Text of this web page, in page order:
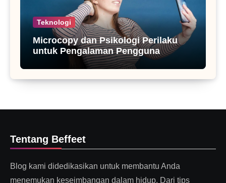
Teknologi
Microcopy dan Psikologi Perilaku
untuk Pengalaman Pengguna
Tentang Beffeet
Blog kami didedikasikan untuk membantu Anda
menemukan keseimbangan dalam hidup. Dari tips